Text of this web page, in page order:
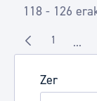
Zer
118 - 126
Orrialdea
1 ...